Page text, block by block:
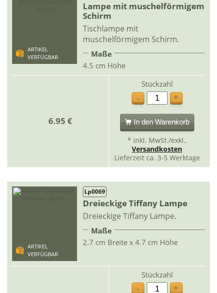
ARTIKEL
VERFÜGBAR
Lampe mit muschelförmigem
Schirm
Tischlampe mit
muschelförmigem Schirm.
Maße
4.5 cm Höhe
6.95 €
Stückzahl
-
+
In den Warenkorb
* inkl. MwSt./exkl.,
Versandkosten
Lieferzeit ca. 3-5 Werktage
ARTIKEL
VERFÜGBAR
Lp0069
Dreieckige Tiffany Lampe
Dreieckige Tiffany Lampe.
Maße
2.7 cm Breite x 4.7 cm Höhe
Stückzahl
-
+